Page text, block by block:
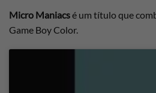
Micro Maniacsé um título que
Game Boy Color.